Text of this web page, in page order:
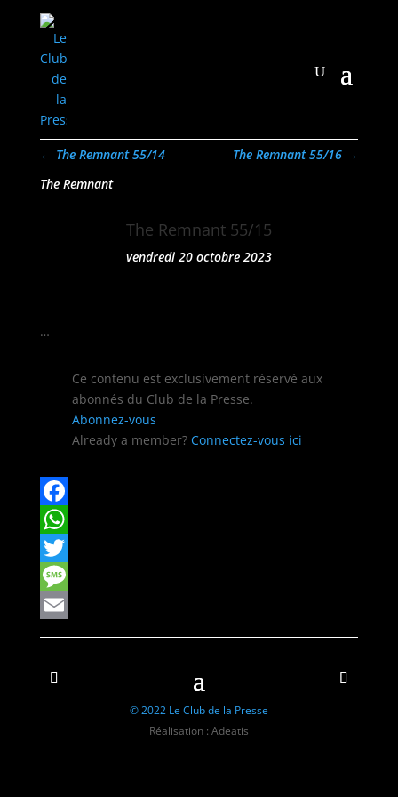
← The Remnant 55/14 The Remnant 55/16 →
The Remnant
The Remnant 55/15
vendredi 20 octobre 2023
…
Ce con­tenu est exclu­sive­ment réservé aux
abon­nés du Club de la Presse.
Abon­nez-vous
Already a mem­ber? Con­nectez-vous ici
Facebook
WhatsApp
Twitter
Message
Email
© 2022 Le Club de la Presse
Réalisation : Adeatis